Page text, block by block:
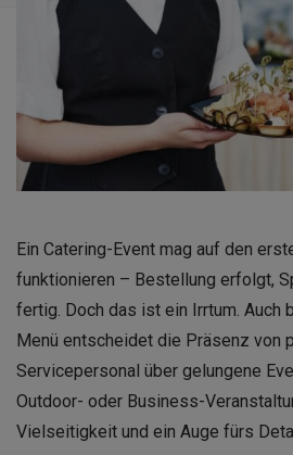
Ein Catering-Event mag auf den
funktionieren – Bestellung erfolgt,
fertig. Doch das ist ein Irrtum. Auch
Menü entscheidet die Präsenz von
Servicepersonal über gelungene
Outdoor- oder Business-
Vielseitigkeit und ein Auge fürs